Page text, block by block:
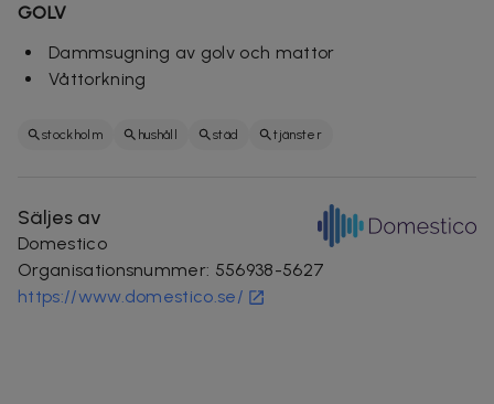
GOLV
Dammsugning av golv och mattor
Våttorkning
stockholm hushåll städ tjänster
Säljes av
Domestico
Organisationsnummer: 556938-5627
https://www.domestico.se/